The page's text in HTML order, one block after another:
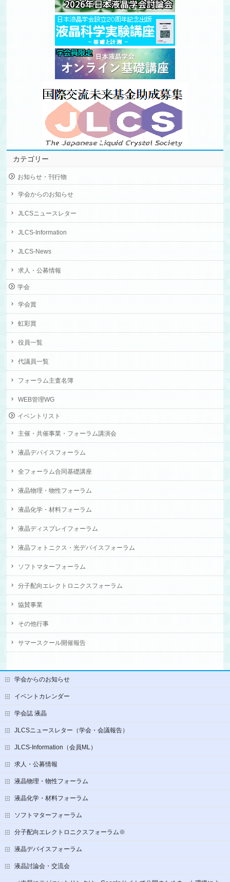
カテゴリー
お知らせ・刊行物
学会からのお知らせ
JLCSニュースレター
JLCS-Information
JLCS-News
求人・公募情報
学会
学会賞
虹彩賞
役員一覧
代議員一覧
フォーラム主査名簿
WEB管理WG
イベントリスト
主催・共催事業・フォーラム講演会
液晶デバイスフォーラム
全フォーラム合同基礎講座
液晶物理・物性フォーラム
液晶化学・材料フォーラム
液晶ディスプレイフォーラム
液晶フォトニクス・光デバイスフォーラム
ソフトマターフォーラム
分子配向エレクトロニクスフォーラム
協賛事業
その他行事
サマースクール開催報告
学会からのお知らせ
イベントカレンダー
学会誌 液晶
JLCSニュースレター（学会・会議報告）
JLCS-Information（会員ML）
求人・公募情報
液晶物理・物性フォーラム
液晶化学・材料フォーラム
ソフトマターフォーラム
分子配向エレクトロニクスフォーラム※
液晶デバイスフォーラム
液晶討論会・交流会